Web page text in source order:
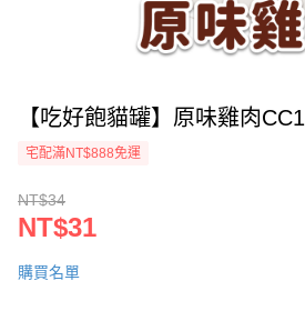
【吃好飽貓罐】原味雞肉CC1
宅配滿NT$888免運
NT$34
NT$31
購買名單